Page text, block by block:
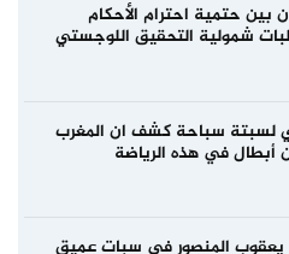
حتمية احترام الأحكام
شمولية التحقيق اللوجستي
لسبتة سباحة كشف ان المغرب
أبطال في هذه الرياضة
المنصور في سبات عميق